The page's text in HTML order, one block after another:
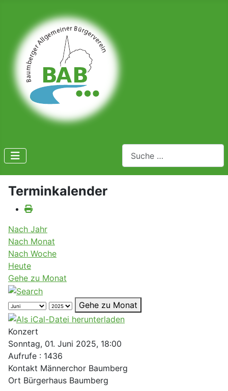
Terminkalender
Nach Jahr
Nach Monat
Nach Woche
Heute
Gehe zu Monat
Gehe zu Monat
Konzert
Sonntag, 01. Juni 2025, 18:00
Aufrufe : 1436
Kontakt Männerchor Baumberg
Ort Bürgerhaus Baumberg